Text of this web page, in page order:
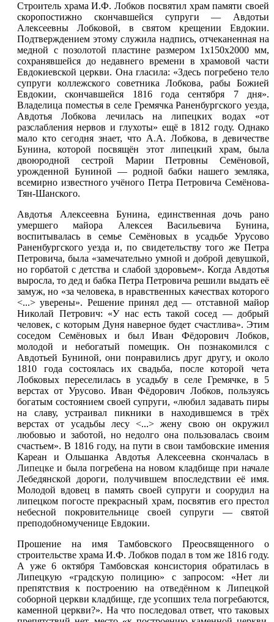
Строитель храма И.Ф. Лобков посвятил храм памяти своей
скоропостижно скончавшейся супруги — Авдотьи
Алексеевны Лобковой, в святом крещении Евдокии.
Подтверждением этому служила надпись, отчеканенная на
медной с позолотой пластине размером 1x150x2000 мм,
сохранявшейся до недавнего времени в храмовой части
Евдокиевской церкви. Она гласила: «Здесь погребено тело
супруги коллежского советника Лобкова, рабы Божией
Евдокии, скончавшейся 1816 года сентября 7 дня».
Владелица поместья в селе Гремячка Раненбургского уезда,
Авдотья Лобкова лечилась на липецких водах «от
разслабления нервов и глухоты» ещё в 1812 году. Однако
мало кто сегодня знает, что А.А. Лобкова, в девичестве
Бунина, которой посвящён этот липецкий храм, была
двоюродной сестрой Марии Петровны Семёновой,
урожденной Буниной — родной бабки нашего земляка,
всемирно известного учёного Петра Петровича Семёнова-
Тян-Шанского.
Авдотья Алексеевна Бунина, единственная дочь рано
умершего майора Алексея Васильевича Бунина,
воспитывалась в семье Семёновых в усадьбе Урусово
Раненбургского уезда и, по свидетельству того же Петра
Петровича, была «замечательно умной и доброй девушкой,
но горбатой с детства и слабой здоровьем». Когда Авдотья
выросла, то дед и бабка Петра Петровича решили выдать её
замуж, но «за человека, в нравственных качествах которого
<...> уверены». Решение принял дед — отставной майор
Николай Петрович: «У нас есть такой сосед — добрый
человек, с которым Дуня наверное будет счастлива». Этим
соседом Семёновых и был Иван Фёдорович Лобков,
молодой и небогатый помещик. Он познакомился с
Авдотьей Буниной, они понравились друг другу, и около
1810 года состоялась их свадьба, после которой чета
Лобковых переселилась в усадьбу в селе Гремячке, в 5
верстах от Урусово. Иван Фёдорович Лобков, пользуясь
богатым состоянием своей супруги, «любил задавать пиры
на славу, устраивал пикники в находившемся в трёх
верстах от усадьбы лесу <...> жену свою он окружил
любовью и заботой, но недолго она пользовалась своим
счастьем». В 1816 году, на пути в свои тамбовские имения
Кареан и Ольшанка Авдотья Алексеевна скончалась в
Липецке и была погребена на новом кладбище при начале
Лебедянской дороги, получившем впоследствии её имя.
Молодой вдовец в память своей супруги и соорудил на
липецком погосте прекрасный храм, посвятив его престол
небесной покровительнице своей супруги — святой
преподобномученице Евдокии.
Прошение на имя Тамбовского Преосвященного о
строительстве храма И.Ф. Лобков подал в том же 1816 году.
А уже 6 октября Тамбовская консистория обратилась в
Липецкую «градскую полицию» с запросом: «Нет ли
препятствия к построению на отведённом к Липецкой
соборной церкви кладбище, где усопших тела погребаются,
каменной церкви?». На что последовал ответ, что таковых